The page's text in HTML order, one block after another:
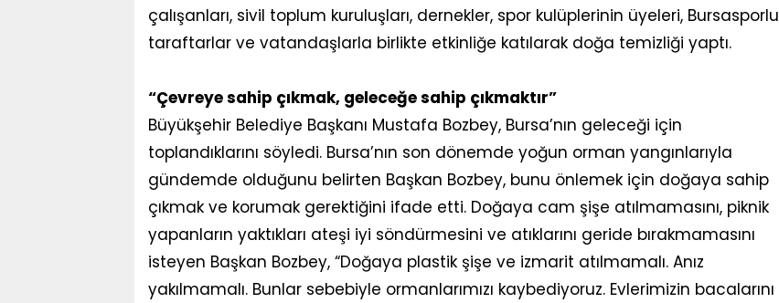
çalışanları, sivil toplum kuruluşları, dernekler, spor kulüplerinin üyeleri, Bursasporlu
taraftarlar ve vatandaşlarla birlikte etkinliğe katılarak doğa temizliği yaptı.
“Çevreye sahip çıkmak, geleceğe sahip çıkmaktır”
Büyükşehir Belediye Başkanı Mustafa Bozbey, Bursa’nın geleceği için
toplandıklarını söyledi. Bursa’nın son dönemde yoğun orman yangınlarıyla
gündemde olduğunu belirten Başkan Bozbey, bunu önlemek için doğaya sahip
çıkmak ve korumak gerektiğini ifade etti. Doğaya cam şişe atılmamasını, piknik
yapanların yaktıkları ateşi iyi söndürmesini ve atıklarını geride bırakmamasını
isteyen Başkan Bozbey, “Doğaya plastik şişe ve izmarit atılmamalı. Anız
yakılmamalı. Bunlar sebebiyle ormanlarımızı kaybediyoruz. Evlerimizin bacalarını